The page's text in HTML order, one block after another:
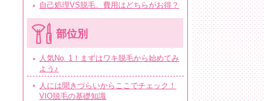
自己処理VS脱毛、費用はどちらがお得？
部位別
人気No. 1！まずはワキ脱毛から始めてみ
よう♪
人には聞きづらいからここでチェック！
VIO脱毛の基礎知識